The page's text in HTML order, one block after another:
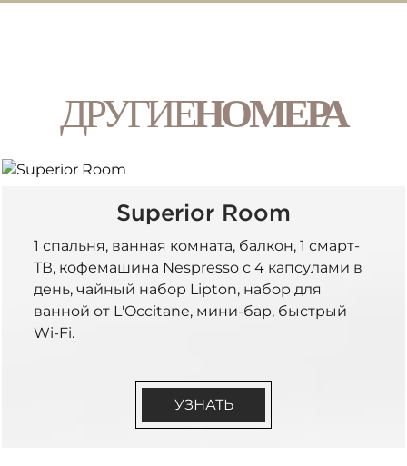
ДРУГИЕНОМЕРА
Superior Room
1 спальня, ванная комната, балкон, 1 смарт-
ТВ, кофемашина Nespresso с 4 капсулами в
день, чайный набор Lipton, набор для
ванной от L'Occitane, мини-бар, быстрый
Wi-Fi.
УЗНАТЬ